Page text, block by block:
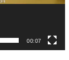
00:07